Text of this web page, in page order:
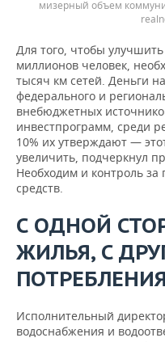
мизерный объем
Для того, чтобы
миллионов человек,
тысяч км сетей. Деньги
федерального и
внебюджетных
инвестпрограмм, среди
10% их утверждают —
увеличить, подчеркнул
Необходим и контроль
средств.
С ОДНОЙ
ЖИЛЬЯ, С
Исполнительный
водоснабжения и